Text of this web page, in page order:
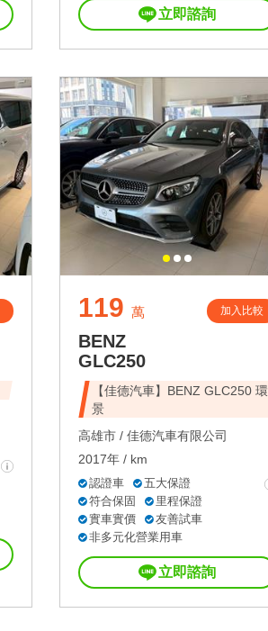
立即諮詢
119 萬 加入比較
BENZ
GLC250
【佳德汽車】BENZ GLC250 環
景
高雄市 / 佳德汽車有限公司
2017年 / km
認證車
五大保證
符合保固
里程保證
實車實價
友善試車
非多元化營業用車
立即諮詢